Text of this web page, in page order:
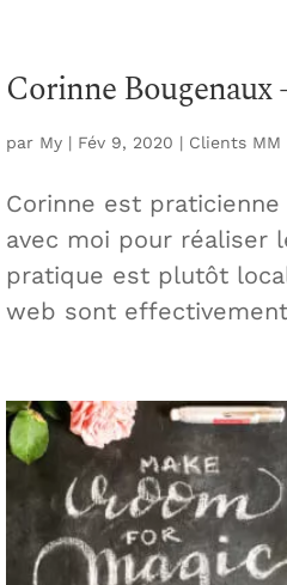
Corinne Bougenaux
par My | Fév 9, 2020 | Clients MM
Corinne est
avec moi pour réaliser
pratique est plutôt
web sont